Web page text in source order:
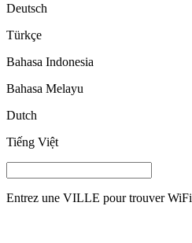
Deutsch
Türkçe
Bahasa Indonesia
Bahasa Melayu
Dutch
Tiếng Việt
Entrez une VILLE pour trouver WiFi